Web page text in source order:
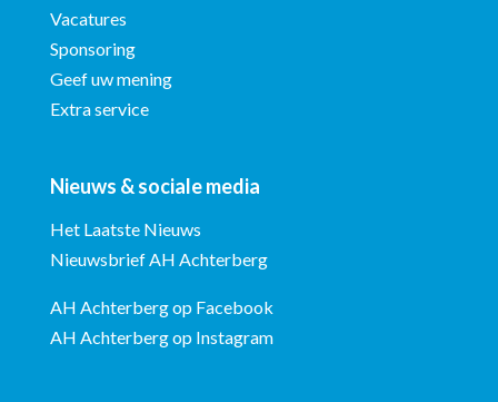
Vacatures
Sponsoring
Geef uw mening
Extra service
Nieuws & sociale media
Het Laatste Nieuws
Nieuwsbrief AH Achterberg
AH Achterberg op Facebook
AH Achterberg op Instagram